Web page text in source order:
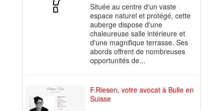
Située au centre d'un vaste
espace naturel et protégé, cette
auberge dispose d'une
chaleureuse salle intérieure et
d'une magnifique terrasse. Ses
abords offrent de nombreuses
opportunités de...
F.Riesen, votre avocat à Bulle en
Suisse